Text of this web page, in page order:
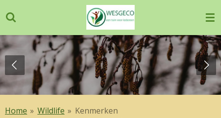
direct
naar
de
hoofdinhoud
Home » Wildlife » Kenmerken